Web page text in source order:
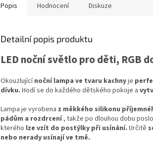
Popis Hodnocení Diskuze
Detailní popis produktu
LED noční světlo pro děti, RGB
Okouzlujícínoční lampa ve tvaru kachnyje
dívku. Hodí se do každého dětského pokoje a
Lampa je vyrobena z měkkého silikonu
pádům a rozdrcení, takže po dlouhou dobu
kterého lze vzít do postýlky při usínání. Určitě
nebo nerady usínají ve tmě.